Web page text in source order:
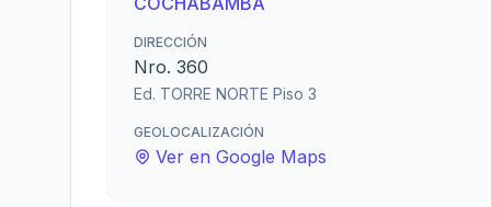
DIRECCIÓN
Nro. 360
Ed. TORRE NORTE Piso 3
GEOLOCALIZACIÓN
Ver en Google Maps